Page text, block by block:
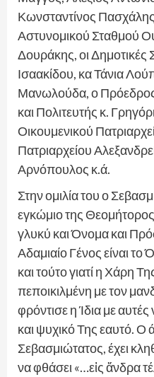
Κωνσταντίνος
Αστυνομικού Σταθμού
Δουράκης, οι Δημοτικές
Ισαακίδου, κα Τάνια
Μανωλούδα, ο
και Πολιτευτής κ.
Οικουμενικού
Πατριαρχείου
Αρνόπουλος κ.ά.
Στην ομιλία του ο
εγκώμιο της
γλυκύ και Όνομα και
Αδαμιαίο Γένος είναι
και τούτο γιατί η Χάρη
πεποικιλμένη με τον
φρόντισε η Ίδια με
και ψυχικό Της εαυτό. Ο
Σεβασμιώτατος, έχει
να φθάσει «…εἰς ἄνδρα